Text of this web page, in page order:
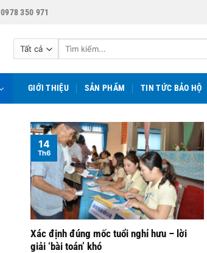
0978 350 971
Tìm
GIỚI THIỆU SẢN PHẨM TIN TỨC BẢO HỘ
Xác định đúng mốc tuổi nghỉ hưu – lời
giải ‘bài toán’ khó
14
Th6